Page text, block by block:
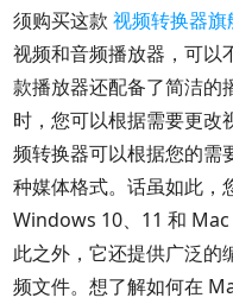
须购买这款视频转换器旗
视频和音频播放器，可以
款播放器还配备了简洁的
时，您可以根据需要更改
频转换器可以根据您的需
种媒体格式。话虽如此，
Windows 10、11 和
此之外，它还提供广泛的
频文件。想了解如何在